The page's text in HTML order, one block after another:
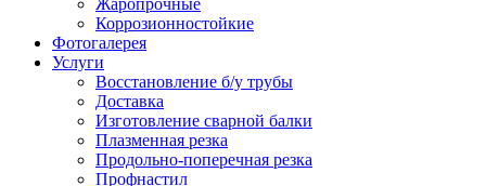
Жаропрочные
Коррозионностойкие
Фотогалерея
Услуги
Восстановление б/у трубы
Доставка
Изготовление сварной балки
Плазменная резка
Продольно-поперечная резка
Профнастил